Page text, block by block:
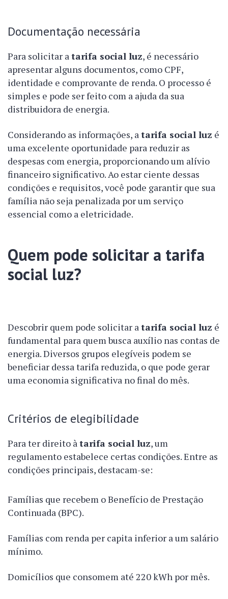
Documentação necessária
Para solicitar atarifa social luz, é necessário
apresentar alguns documentos, como CPF,
identidade e comprovante de renda. O processo é
simples e pode ser feito com a ajuda da sua
distribuidora de energia.
Considerando as informações, atarifa social luz é
uma excelente oportunidade para reduzir as
despesas com energia, proporcionando um alívio
financeiro significativo. Ao estar ciente dessas
condições e requisitos, você pode garantir que sua
família não seja penalizada por um serviço
essencial como a eletricidade.
Quem pode solicitar a tarifa
social luz?
Descobrir quem pode solicitar atarifa social luz é
fundamental para quem busca auxílio nas contas de
energia. Diversos grupos elegíveis podem se
beneficiar dessa tarifa reduzida, o que pode gerar
uma economia significativa no final do mês.
Critérios de elegibilidade
Para ter direito àtarifa social luz, um
regulamento estabelece certas condições. Entre as
condições principais, destacam-se:
Famílias que recebem o Benefício de Prestação
Continuada (BPC).
Famílias com renda per capita inferior a um salário
mínimo.
Domicílios que consomem até 220 kWh por mês.